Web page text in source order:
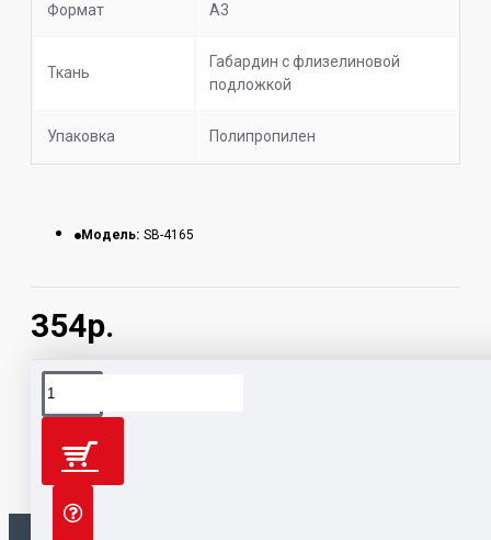
Формат А3
Ткань
Габардин с флизелиновой
подложкой
Упаковка Полипропилен
354р.
Модель: SB-4165